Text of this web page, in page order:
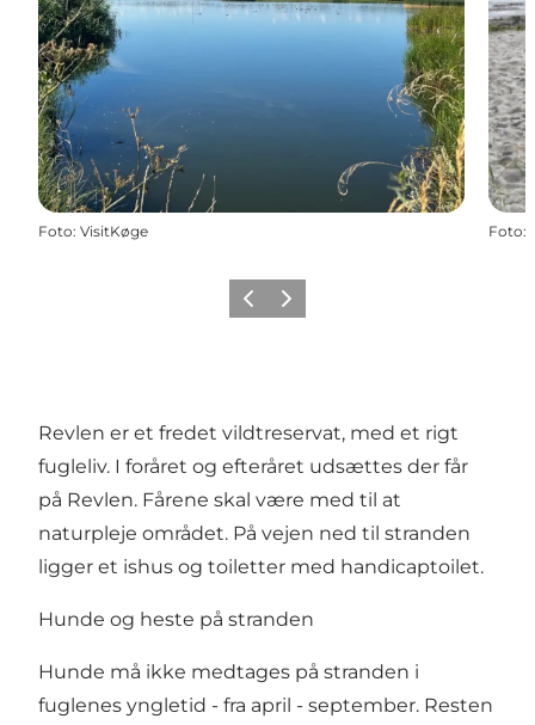
Foto: VisitKøge Foto:
Forrige billede
Næste billede
Revlen er et fredet vildtreservat, med et rigt
fugleliv. I foråret og efteråret udsættes der får
på Revlen. Fårene skal være med til at
naturpleje området. På vejen ned til stranden
ligger et ishus og toiletter med handicaptoilet.
Hunde og heste på stranden
Hunde må ikke medtages på stranden i
fuglenes yngletid - fra april - september. Resten